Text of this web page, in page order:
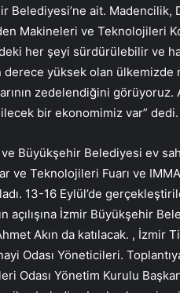
Belediyesi’ne ait. Madencilik,
Makineleri ve Teknolojileri
her şeyi sürdürülebilir ve
yüksek olan ülkemizde
zedelendiğini görüyoruz.
bir ekonomimiz var” dedi.
ve Büyükşehir Belediyesi ev
ve Teknolojileri Fuarı ve
13-16 Eylül’de
açılışına İzmir Büyükşehir
Akın da katılacak. , İzmir
Odası Yöneticileri.
Odası Yönetim Kurulu